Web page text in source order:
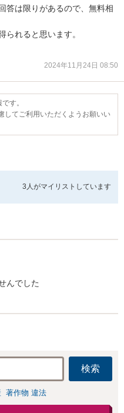
答は限りがあるので、無料相
られると思います。
2024年11月24日 08:50
す。
してご利用いただくようお願いい
3人がマイリストしています
んでした
検索
著作物 違法